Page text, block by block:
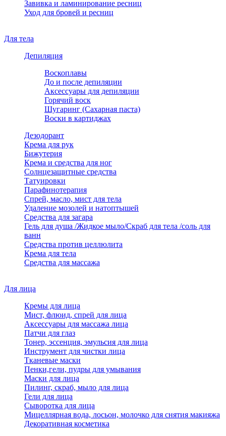
Завивка и ламинирование ресниц
Уход для бровей и ресниц
Для тела
Депиляция
Воскоплавы
До и после депиляции
Аксессуары для депиляции
Горячий воск
Шугаринг (Сахарная паста)
Воски в картиджах
Дезодорант
Крема для рук
Бижутерия
Крема и средства для ног
Солнцезащитные средства
Татуировки
Парафинотерапия
Спрей, масло, мист для тела
Удаление мозолей и натоптышей
Средства для загара
Гель для душа /Жидкое мыло/Скраб для тела /соль для
ванн
Средства против целлюлита
Крема для тела
Средства для массажа
Для лица
Кремы для лица
Мист, флюид, спрей для лица
Аксессуары для массажа лица
Патчи для глаз
Тонер, эссенция, эмульсия для лица
Инструмент для чистки лица
Тканевые маски
Пенки,гели, пудры для умывания
Маски для лица
Пилинг, скраб, мыло для лица
Гели для лица
Сыворотка для лица
Мицеллярная вода, лосьон, молочко для снятия макияжа
Декоративная косметика